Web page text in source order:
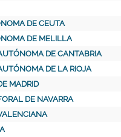
DE CEUTA
DE MELILLA
DE CANTABRIA
DE LA RIOJA
MADRID
DE NAVARRA